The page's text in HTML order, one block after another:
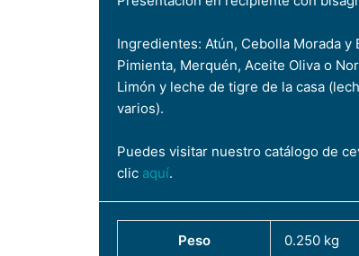
Ingredientes: Atún, Cebolla Morada y
Pimienta, Merquén, Aceite Oliva o
Limón y leche de tigre de la casa
varios).
Puedes visitar nuestro catálogo de
clic aquí.
Peso 0.250 kg